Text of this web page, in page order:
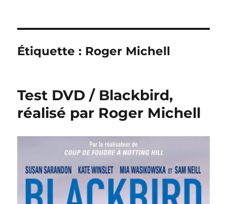
Étiquette : Roger Michell
Test DVD / Blackbird,
réalisé par Roger Michell